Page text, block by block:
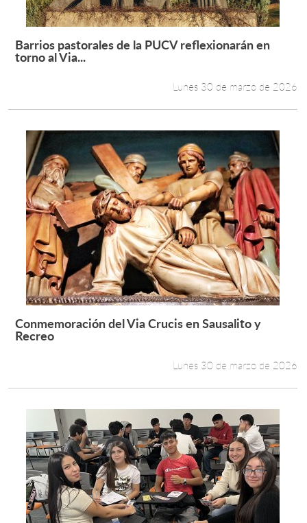
Leer más +
Barrios pastorales de la PUCV reflexionarán en
torno al Via...
Lunes 30 de marzo de 2026
Leer más +
Conmemoración del Via Crucis en Sausalito y
Recreo
Lunes 30 de marzo de 2026